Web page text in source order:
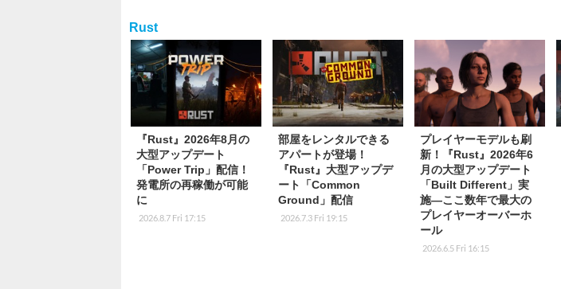
Rust
『Rust』2026年8月の
大型アップデート
「Power Trip」配信！
発電所の再稼働が可能
に
2026.8.7 Fri 17:15
部屋をレンタルできる
アパートが登場！
『Rust』大型アップデ
ート「Common
Ground」配信
2026.7.3 Fri 19:15
プレイヤーモデルも刷
新！『Rust』2026年6
月の大型アップデート
「Built Different」実
施―ここ数年で最大の
プレイヤーオーバーホ
ール
2026.6.5 Fri 16:15